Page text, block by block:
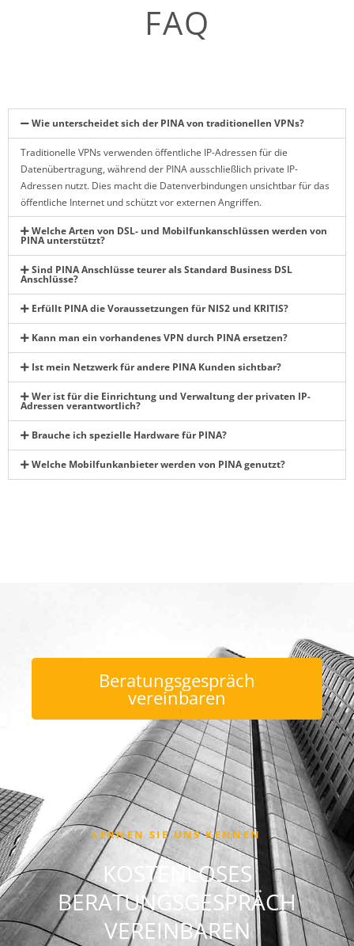
FAQ
Wie unterscheidet sich der PINA von traditionellen VPNs?
Traditionelle VPNs verwenden öffentliche IP-Adressen für die
Datenübertragung, während der PINA ausschließlich private IP-
Adressen nutzt. Dies macht die Datenverbindungen unsichtbar für das
öffentliche Internet und schützt vor externen Angriffen.
Welche Arten von DSL- und Mobilfunkanschlüssen werden von
PINA unterstützt?
Sind PINA Anschlüsse teurer als Standard Business DSL
Anschlüsse?
Erfüllt PINA die Voraussetzungen für NIS2 und KRITIS?
Kann man ein vorhandenes VPN durch PINA ersetzen?
Ist mein Netzwerk für andere PINA Kunden sichtbar?
Wer ist für die Einrichtung und Verwaltung der privaten IP-
Adressen verantwortlich?
Brauche ich spezielle Hardware für PINA?
Welche Mobilfunkanbieter werden von PINA genutzt?
LERNEN SIE UNS KENNEN
KOSTENLOSES
BERATUNGSGESPRÄCH
VEREINBAREN
Beratungsgespräch
vereinbaren